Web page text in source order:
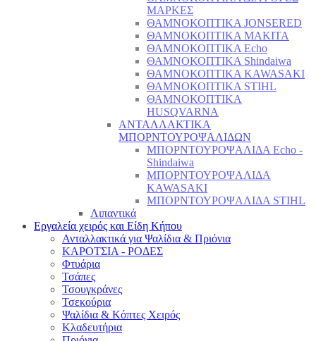
ΜΑΡΚΕΣ
ΘΑΜΝΟΚΟΠΤΙΚΑ JONSERED
ΘΑΜΝΟΚΟΠΤΙΚΑ MAKITA
ΘΑΜΝΟΚΟΠΤΙΚΑ Echo
ΘΑΜΝΟΚΟΠΤΙΚΑ Shindaiwa
ΘΑΜΝΟΚΟΠΤΙΚΑ KAWASAKI
ΘΑΜΝΟΚΟΠΤΙΚΑ STIHL
ΘΑΜΝΟΚΟΠΤΙΚΑ
HUSQVARNA
ΑΝΤΑΛΛΑΚΤΙΚΑ
ΜΠΟΡΝΤΟΥΡΟΨΑΛΙΔΩΝ
ΜΠΟΡΝΤΟΥΡΟΨΑΛΙΔΑ Echo -
Shindaiwa
ΜΠΟΡΝΤΟΥΡΟΨΑΛΙΔΑ
KAWASAKI
ΜΠΟΡΝΤΟΥΡΟΨΑΛΙΔΑ STIHL
Λιπαντικά
Εργαλεία χειρός και Είδη Κήπου
Ανταλλακτικά για Ψαλίδια & Πριόνια
ΚΑΡΟΤΣΙΑ - ΡΟΔΕΣ
Φτυάρια
Τσάπες
Τσουγκράνες
Τσεκούρια
Ψαλίδια & Κόπτες Χειρός
Κλαδευτήρια